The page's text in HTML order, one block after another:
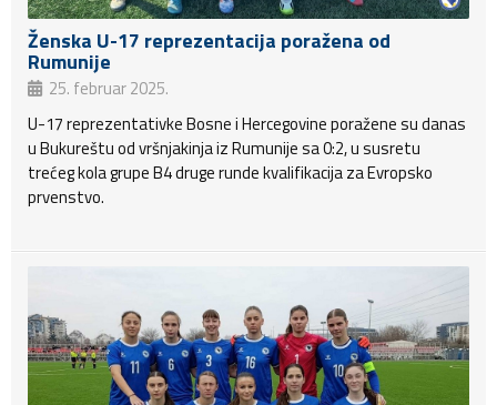
Ženska U-17 reprezentacija poražena od
Rumunije
25. februar 2025.
U-17 reprezentativke Bosne i Hercegovine poražene su danas
u Bukureštu od vršnjakinja iz Rumunije sa 0:2, u susretu
trećeg kola grupe B4 druge runde kvalifikacija za Evropsko
prvenstvo.